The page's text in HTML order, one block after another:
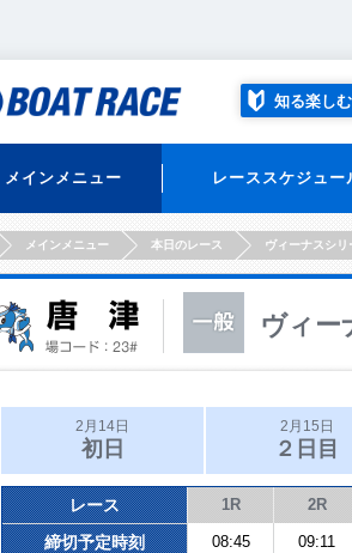
知る楽しむ
メインメニュー レーススケジュー
HOMEメインメニュー 本日のレース ヴィーナスシ
ヴィ
2月14日
初日
2月15日
２日目
レース 1R 2R
締切予定時刻 08:45 09:11